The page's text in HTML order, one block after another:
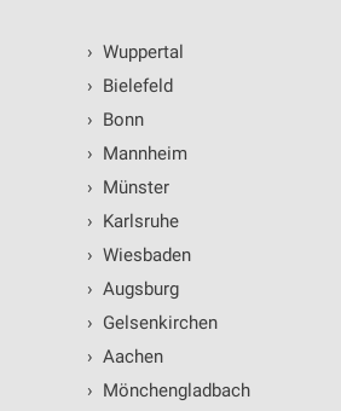
› Wuppertal
› Bielefeld
› Bonn
› Mannheim
› Münster
› Karlsruhe
› Wiesbaden
› Augsburg
› Gelsenkirchen
› Aachen
› Mönchengladbach